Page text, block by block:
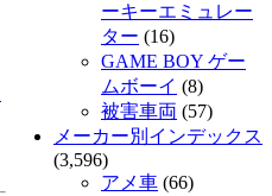
ーキーエミュレー
ター (16)
GAME BOY ゲー
ムボーイ (8)
被害車両 (57)
メーカー別インデックス
(3,596)
アメ車 (66)